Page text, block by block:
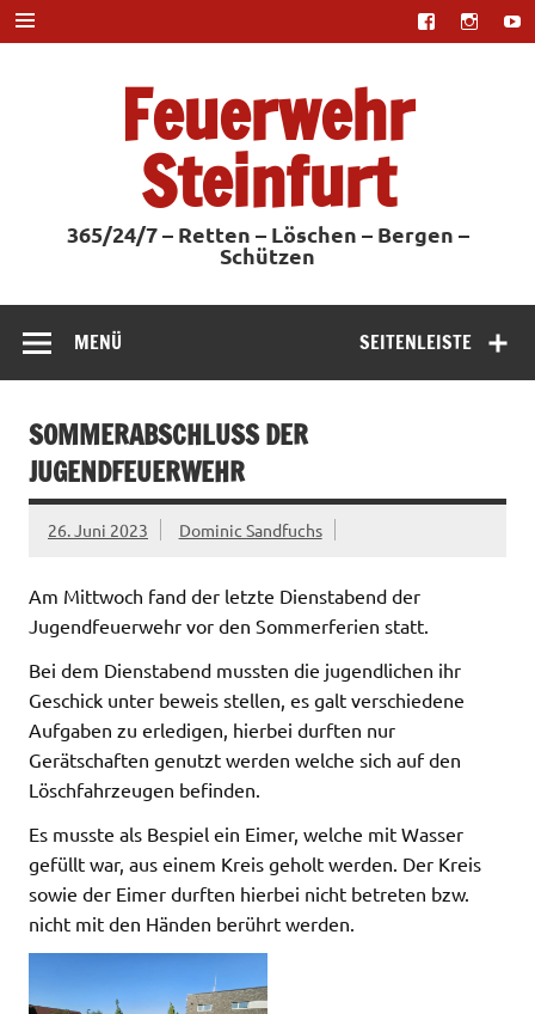
Zum
Inhalt
springen
Feuerwehr
Steinfurt
365/24/7 – Retten – Löschen – Bergen –
Schützen
SEITENLEISTE
MENÜ
SOMMERABSCHLUSS DER
JUGENDFEUERWEHR
26. Juni 2023 Dominic Sandfuchs
Am Mittwoch fand der letzte Dienstabend der
Jugendfeuerwehr vor den Sommerferien statt.
Bei dem Dienstabend mussten die jugendlichen ihr
Geschick unter beweis stellen, es galt verschiedene
Aufgaben zu erledigen, hierbei durften nur
Gerätschaften genutzt werden welche sich auf den
Löschfahrzeugen befinden.
Es musste als Bespiel ein Eimer, welche mit Wasser
gefüllt war, aus einem Kreis geholt werden. Der Kreis
sowie der Eimer durften hierbei nicht betreten bzw.
nicht mit den Händen berührt werden.